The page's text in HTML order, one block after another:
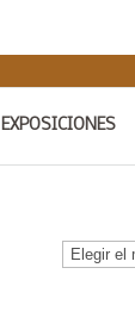
EXPOSICIONES
de